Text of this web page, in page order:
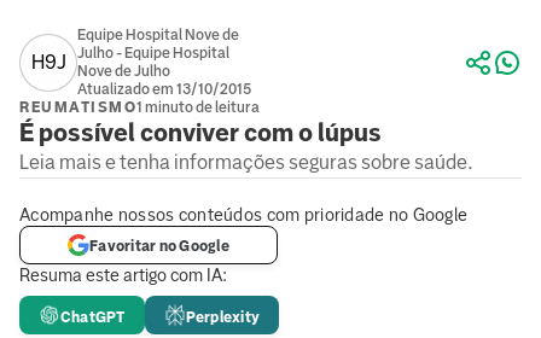
H9J
Equipe Hospital Nove de
Julho - Equipe Hospital
Nove de Julho
Atualizado em 13/10/2015
REUMATISMO1 minuto de leitura
É possível conviver com o lúpus
Leia mais e tenha informações seguras sobre saúde.
Resuma este artigo com IA:
ChatGPT Perplexity
Acompanhe nossos conteúdos com prioridade no Google
Favoritar no Google